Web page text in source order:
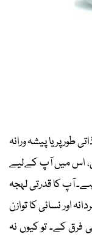
پر یا پیشہ ورانہ
اس میں آپ کےلیے
آپ کا قدرتی لہجہ
اور نسائی کا توازن
فرق کے۔ تو کیوں نہ